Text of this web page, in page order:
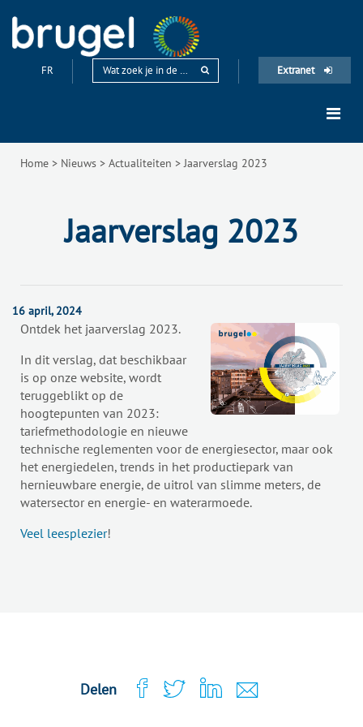
FR Extranet
Home > Nieuws > Actualiteiten > Jaarverslag 2023
Jaarverslag 2023
16 april, 2024
Ontdek het jaarverslag 2023.
In dit verslag, dat beschikbaar
is op onze website, wordt
teruggeblikt op de
hoogtepunten van 2023:
tariefmethodologie en nieuwe
technische reglementen voor de energiesector, maar ook
het energiedelen, trends in het productiepark van
hernieuwbare energie, de uitrol van slimme meters, de
watersector en energie- en waterarmoede.
Veel leesplezier!
Delen